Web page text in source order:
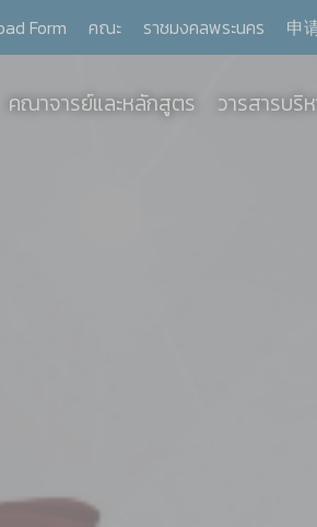
Form คณะ ราชมงคลพระนคร 申
คณาจารย์และหลักสูตร วารสารบริ